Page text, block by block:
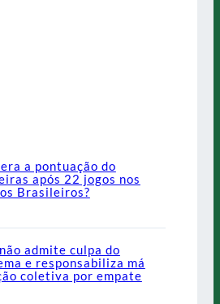
a pontuação do
após 22 jogos nos
Brasileiros?
admite culpa do
e responsabiliza má
coletiva por empate